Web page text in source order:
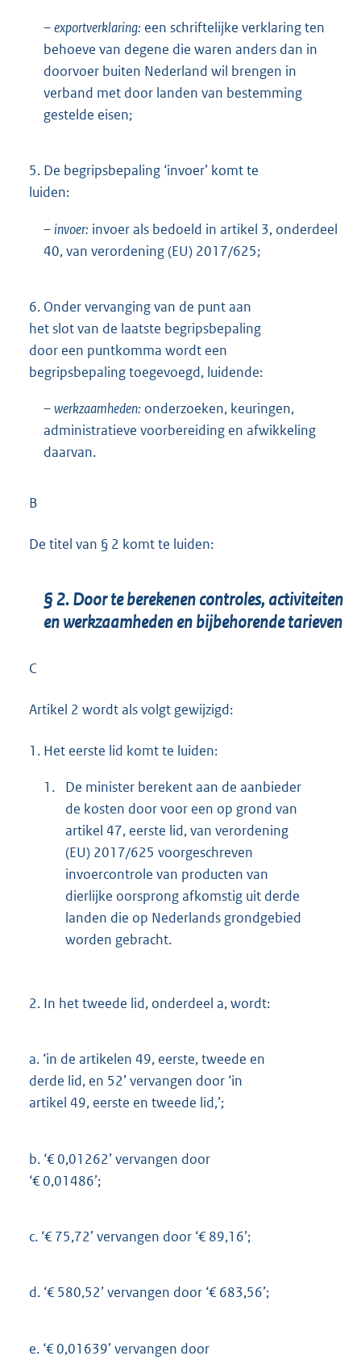
–exportverklaring: een schriftelijke verklaring ten
behoeve van degene die waren anders dan in
doorvoer buiten Nederland wil brengen in
verband met door landen van bestemming
gestelde eisen;
5. De begripsbepaling ‘invoer’ komt te
luiden:
– invoer: invoer als bedoeld in artikel 3, onderdeel
40, van verordening (EU) 2017/625;
6. Onder vervanging van de punt aan
het slot van de laatste begripsbepaling
door een puntkomma wordt een
begripsbepaling toegevoegd, luidende:
–werkzaamheden: onderzoeken, keuringen,
administratieve voorbereiding en afwikkeling
daarvan.
B
De titel van § 2 komt te luiden:
§ 2. Door te berekenen controles, activiteiten
en werkzaamheden en bijbehorende tarieven
C
Artikel 2 wordt als volgt gewijzigd:
1. Het eerste lid komt te luiden:
1.
De minister berekent aan de aanbieder
de kosten door voor een op grond van
artikel 47, eerste lid, van verordening
(EU) 2017/625 voorgeschreven
invoercontrole van producten van
dierlijke oorsprong afkomstig uit derde
landen die op Nederlands grondgebied
worden gebracht.
2. In het tweede lid, onderdeel a, wordt:
a. ‘in de artikelen 49, eerste, tweede en
derde lid, en 52’ vervangen door ‘in
artikel 49, eerste en tweede lid,’;
b. ‘€ 0,01262’ vervangen door
‘€ 0,01486’;
c. ‘€ 75,72’ vervangen door ‘€ 89,16’;
d. ‘€ 580,52’ vervangen door ‘€ 683,56’;
e. ‘€ 0,01639’ vervangen door